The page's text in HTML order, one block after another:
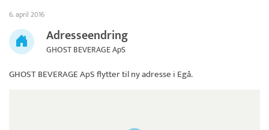
6. april 2016
Adresseendring
GHOST BEVERAGE ApS
GHOST BEVERAGE ApSflytter til ny adresse i Egå.